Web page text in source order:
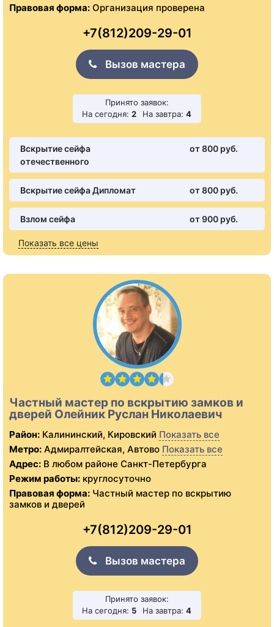
Правовая форма: Организация проверена
+7(812)209-29-01
Вызов мастера
Принято заявок:
На сегодня: 2 На завтра: 4
Вскрытие сейфа
отечественного
от 800 pуб.
Вскрытие сейфа Дипломат от 800 pуб.
Взлом сейфа от 900 pуб.
Показать все цены
Частный мастер по вскрытию замков и
дверей Олейник Руслан Николаевич
Район: Калининский, Кировский Показать все
Метро: Адмиралтейская, Автово Показать все
Адрес: В любом районе Санкт-Петербурга
Режим работы: круглосуточно
Правовая форма: Частный мастер по вскрытию
замков и дверей
+7(812)209-29-01
Вызов мастера
Принято заявок:
На сегодня: 5 На завтра: 4